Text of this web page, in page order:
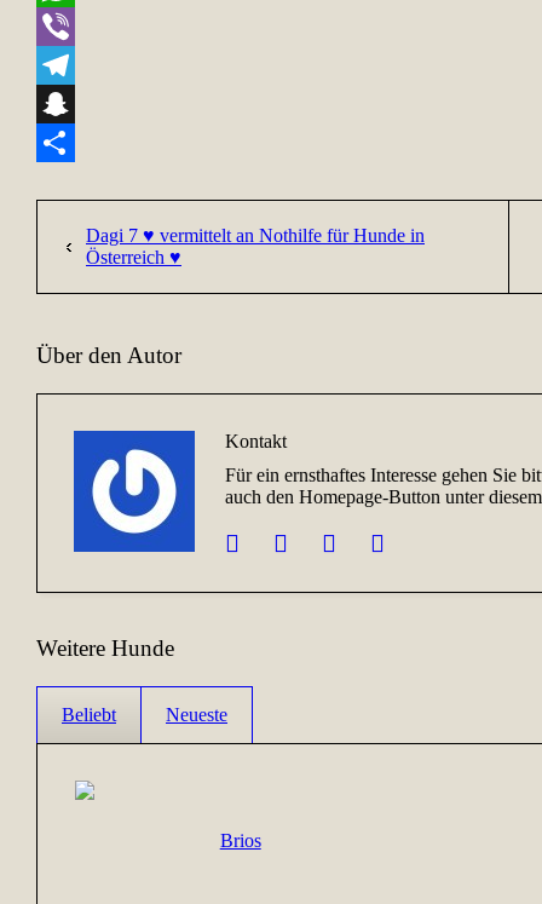
WhatsApp
Viber
Telegram
Snapchat
Dagi 7 ♥ vermittelt an Nothilfe für Hunde in
Österreich ♥
Über den Autor
Kontakt
Für ein ernsthaftes Interesse gehen Sie
auch den Homepage-Button unter
Weitere Hunde
Beliebt Neueste
Brios